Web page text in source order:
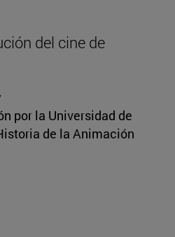
del cine de
por la Universidad de
de la Animación